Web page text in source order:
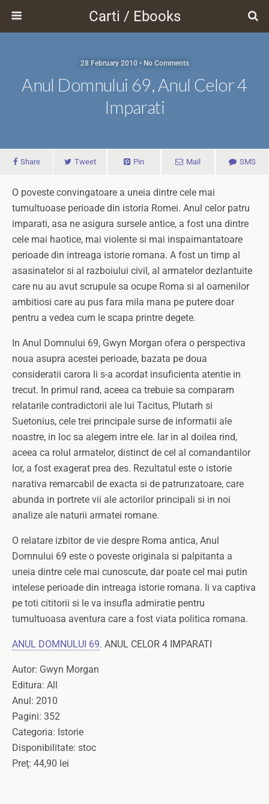
Carti / Ebooks
28 February 2010 • No Comments
Anul Domnului 69, Anul Celor 4
Imparati
Share Tweet Pin Mail SMS
O poveste convingatoare a uneia dintre cele mai
tumultuoase perioade din istoria Romei. Anul celor patru
imparati, asa ne asigura sursele antice, a fost una dintre
cele mai haotice, mai violente si mai inspaimantatoare
perioade din intreaga istorie romana. A fost un timp al
asasinatelor si al razboiului civil, al armatelor dezlantuite
care nu au avut scrupule sa ocupe Roma si al oamenilor
ambitiosi care au pus fara mila mana pe putere doar
pentru a vedea cum le scapa printre degete.
In Anul Domnului 69, Gwyn Morgan ofera o perspectiva
noua asupra acestei perioade, bazata pe doua
consideratii carora li s-a acordat insuficienta atentie in
trecut. In primul rand, aceea ca trebuie sa comparam
relatarile contradictorii ale lui Tacitus, Plutarh si
Suetonius, cele trei principale surse de informatii ale
noastre, in loc sa alegem intre ele. Iar in al doilea rind,
aceea ca rolul armatelor, distinct de cel al comandantilor
lor, a fost exagerat prea des. Rezultatul este o istorie
narativa remarcabil de exacta si de patrunzatoare, care
abunda in portrete vii ale actorilor principali si in noi
analize ale naturii armatei romane.
O relatare izbitor de vie despre Roma antica, Anul
Domnului 69 este o poveste originala si palpitanta a
uneia dintre cele mai cunoscute, dar poate cel mai putin
intelese perioade din intreaga istorie romana. Ii va captiva
pe toti cititorii si le va insufla admiratie pentru
tumultuoasa aventura care a fost viata politica romana.
ANUL DOMNULUI 69. ANUL CELOR 4 IMPARATI
Autor: Gwyn Morgan
Editura: All
Anul: 2010
Pagini: 352
Categoria: Istorie
Disponibilitate: stoc
Preţ: 44,90 lei